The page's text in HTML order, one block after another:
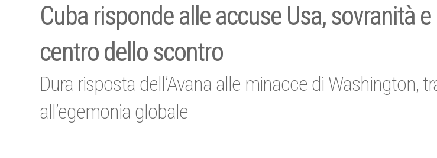
Cuba risponde alle accuse Usa, sovranità
centro dello scontro
Dura risposta dell’Avana alle minacce di Washington,
all’egemonia globale